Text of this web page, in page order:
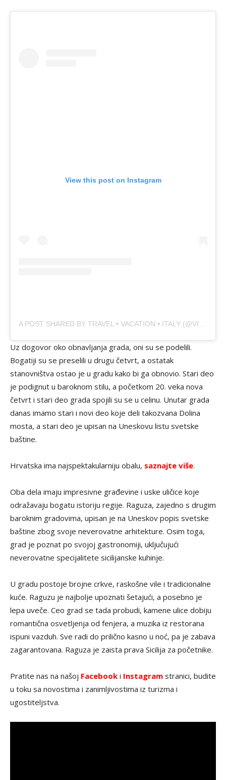
View this post on Instagram
Uz dogovor oko obnavljanja grada, oni su se podelili.
Bogatiji su se preselili u drugu četvrt, a ostatak
stanovništva ostao je u gradu kako bi ga obnovio. Stari deo
je podignut u baroknom stilu, a početkom 20. veka nova
četvrt i stari deo grada spojili su se u celinu. Unutar grada
danas imamo stari i novi deo koje deli takozvana Dolina
mosta, a stari deo je upisan na Uneskovu listu svetske
baštine.
Hrvatska ima najspektakularniju obalu, saznajte više.
Oba dela imaju impresivne građevine i uske uličice koje
odražavaju bogatu istoriju regije. Raguza, zajedno s drugim
baroknim gradovima, upisan je na Uneskov popis svetske
baštine zbog svoje neverovatne arhitekture. Osim toga,
grad je poznat po svojoj gastronomiji, uključujući
neverovatne specijalitete sicilijanske kuhinje.
U gradu postoje brojne crkve, raskošne vile i tradicionalne
kuće. Raguzu je najbolje upoznati šetajući, a posebno je
lepa uveče. Ceo grad se tada probudi, kamene ulice dobiju
romantična osvetljenja od fenjera, a muzika iz restorana
ispuni vazduh. Sve radi do prilično kasno u noć, pa je zabava
zagarantovana. Raguza je zaista prava Sicilija za početnike.
Pratite nas na našoj Facebook i Instagram stranici, budite
u toku sa novostima i zanimljivostima iz turizma i
ugostiteljstva.